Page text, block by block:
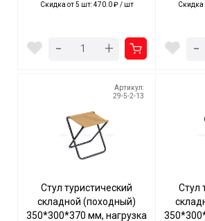
Скидка от 5 шт: 470.0 ₽ / шт
- +
Скидка
-
Артикул:
29-5-2-13
Стул туристический
складной (походный)
350*300*370 мм, нагрузка
Стул